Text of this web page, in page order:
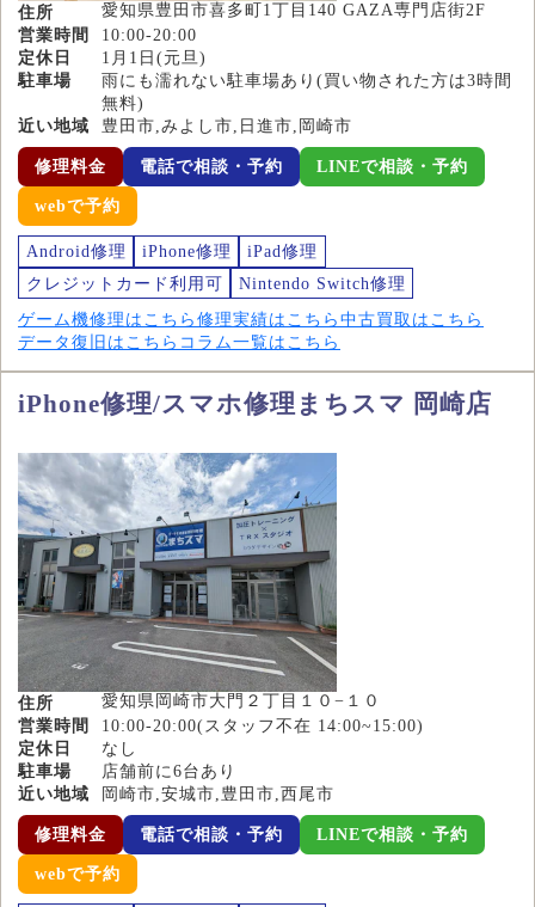
住所
愛知県豊田市喜多町1丁目140 GAZA専門店街2F
営業時間
10:00-20:00
定休日
1月1日(元旦)
駐車場
雨にも濡れない駐車場あり(買い物された方は3時間
無料)
近い地域
豊田市,みよし市,日進市,岡崎市
修理料金 電話で相談・予約 LINEで相談・予約
webで予約
Android修理 iPhone修理
iPad修理
クレジットカード利用可
Nintendo Switch修理
ゲーム機修理はこちら 修理実績はこちら 中古買取はこちら
データ復旧はこちら コラム一覧はこちら
iPhone修理/スマホ修理まちスマ 岡崎店
住所
愛知県岡崎市大門２丁目１０−１０
営業時間
10:00-20:00(スタッフ不在 14:00~15:00)
定休日
なし
駐車場
店舗前に6台あり
近い地域
岡崎市,安城市,豊田市,西尾市
修理料金 電話で相談・予約 LINEで相談・予約
webで予約